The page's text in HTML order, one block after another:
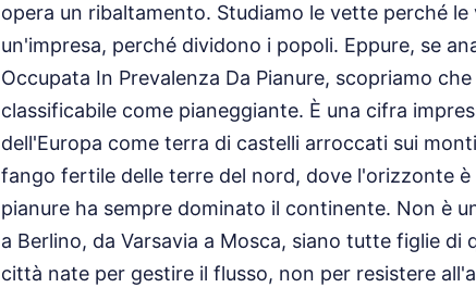
opera un ribaltamento. Studiamo le vette perché
un'impresa, perché dividono i popoli. Eppure, se
Occupata In Prevalenza Da Pianure, scopriamo
classificabile come pianeggiante. È una cifra
dell'Europa come terra di castelli arroccati sui
fango fertile delle terre del nord, dove l'orizzonte è
pianure ha sempre dominato il continente. Non è
a Berlino, da Varsavia a Mosca, siano tutte figlie
città nate per gestire il flusso, non per resistere